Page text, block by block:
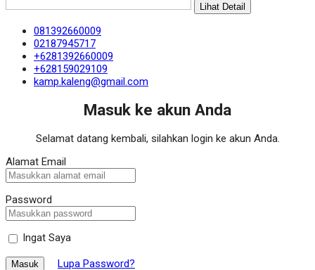
Lihat Detail
081392660009
02187945717
+6281392660009
+628159029109
kamp.kaleng@gmail.com
Masuk ke akun Anda
Selamat datang kembali, silahkan login ke akun Anda.
Alamat Email
Password
Ingat Saya
Masuk Lupa Password?